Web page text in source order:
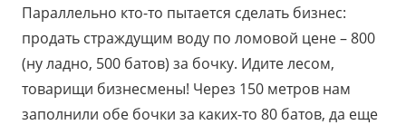
Параллельно кто-то пытается сделать бизнес:
продать страждущим воду по ломовой цене – 800
(ну ладно, 500 батов) за бочку. Идите лесом,
товарищи бизнесмены! Через 150 метров нам
заполнили обе бочки за каких-то 80 батов, да еще